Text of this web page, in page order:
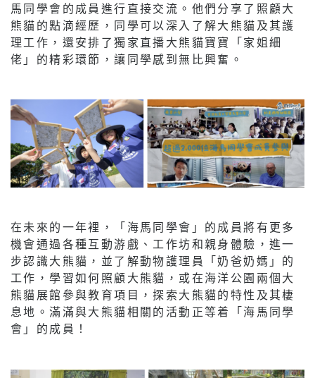
馬同學會的成員進行直接交流。他們分享了照顧大
熊貓的點滴經歷，同學可以深入了解大熊貓及其護
理工作，還安排了獨家直播大熊貓寶寶「家姐細
佬」的精彩環節，讓同學感到無比興奮。
在未來的一年裡，「海馬同學會」的成員將有更多
機會通過各種互動游戲、工作坊和親身體驗，進一
步認識大熊貓，並了解動物護理員「奶爸奶媽」的
工作，學習如何照顧大熊貓，或在海洋公園兩個大
熊貓展館參與教育項目，探索大熊貓的特性及其棲
息地。滿滿與大熊貓相關的活動正等着「海馬同學
會」的成員！